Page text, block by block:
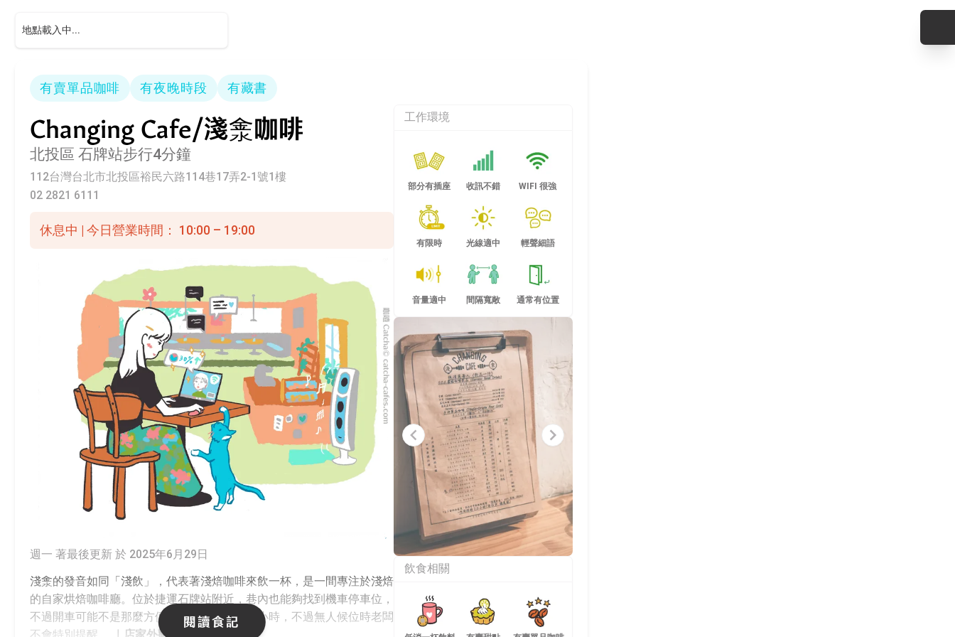
有賣單品咖啡 有夜晚時段 有藏書
Changing Cafe/淺淾咖啡
北投區 石牌站步行4分鐘
112台灣台北市北投區裕民六路114巷17弄2-1號1樓
02 2821 6111
休息中 | 今日營業時間： 10:00 – 19:00
週一 著最後更新 於 2025年6月29日
淺淾的發音如同「淺飲」，代表著淺焙咖啡來飲一杯，是一間專注於淺焙
的自家烘焙咖啡廳。位於捷運石牌站附近，巷內也能夠找到機車停車位，
不過開車可能不是那麼方便。雖店內有限時兩小時，不過無人候位時老闆
閱讀食記
工作環境
部分有插座 收訊不錯 WIFI 很強
有限時 光線適中 輕聲細語
音量適中 間隔寬敞 通常有位置
Item
of
飲食相關